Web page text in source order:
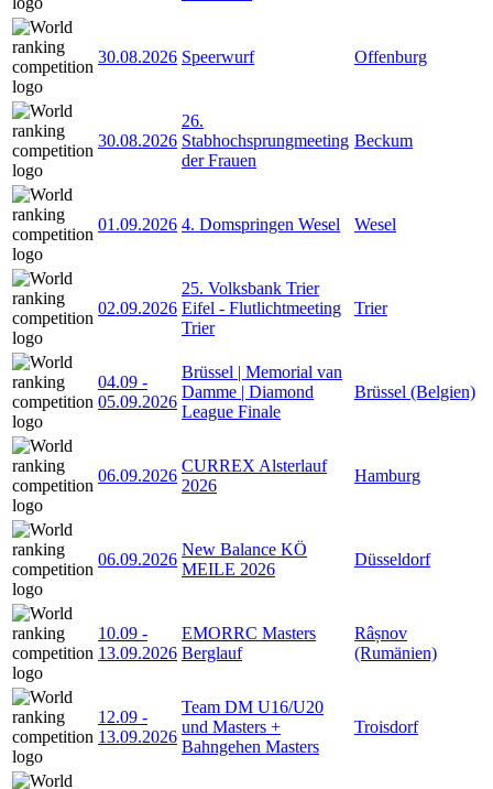
30.08.2026 Speerwurf Offenburg
30.08.2026
26.
Stabhochsprungmeeting
der Frauen
Beckum
01.09.2026 4. Domspringen Wesel Wesel
02.09.2026
25. Volksbank Trier
Eifel - Flutlichtmeeting
Trier
Trier
04.09 -
05.09.2026
Brüssel | Memorial van
Damme | Diamond
League Finale
Brüssel (Belgien)
06.09.2026
CURREX Alsterlauf
2026
Hamburg
06.09.2026
New Balance KÖ
MEILE 2026
Düsseldorf
10.09 -
13.09.2026
EMORRC Masters
Berglauf
Râșnov
(Rumänien)
12.09 -
13.09.2026
Team DM U16/U20
und Masters +
Bahngehen Masters
Troisdorf